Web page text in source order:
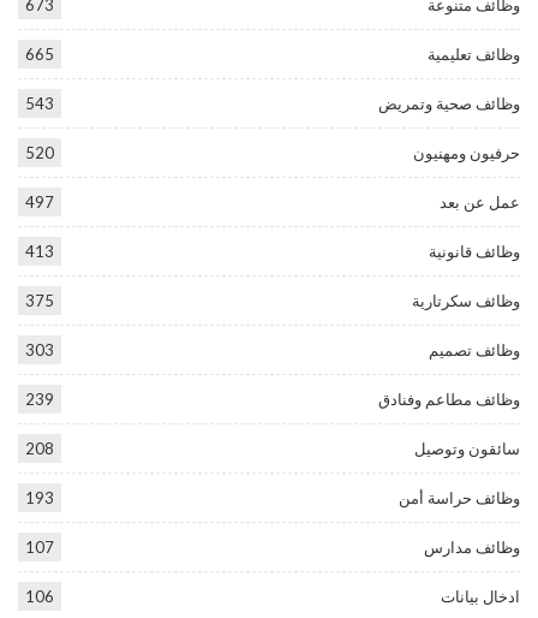
وظائف متنوعة 673
وظائف تعليمية 665
وظائف صحية وتمريض 543
حرفيون ومهنيون 520
عمل عن بعد 497
وظائف قانونية 413
وظائف سكرتارية 375
وظائف تصميم 303
وظائف مطاعم وفنادق 239
سائقون وتوصيل 208
وظائف حراسة أمن 193
وظائف مدارس 107
ادخال بيانات 106